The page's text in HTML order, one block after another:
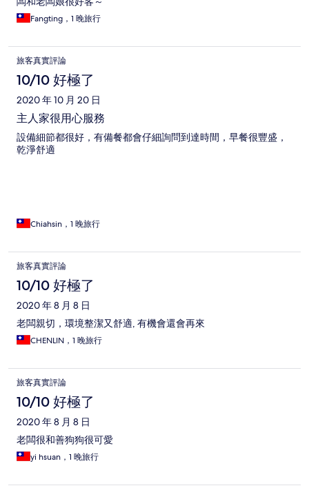
Fangting，1 晚旅行
旅客真實評論
10/10 好極了
2020 年 10 月 20 日
主人家很用心服務
設備細節都很好，有備餐都會仔細詢問到達時間，早餐很豐盛，
乾淨舒適
Chiahsin，1 晚旅行
旅客真實評論
10/10 好極了
2020 年 8 月 8 日
老闆親切，環境整潔又舒適, 有機會還會再來
CHENLIN，1 晚旅行
旅客真實評論
10/10 好極了
2020 年 8 月 8 日
老闆很和善狗狗很可愛
yi hsuan，1 晚旅行